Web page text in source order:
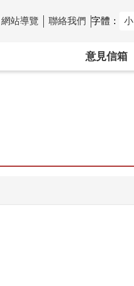
網站導覽 聯絡我們 字體： 小
意見信箱